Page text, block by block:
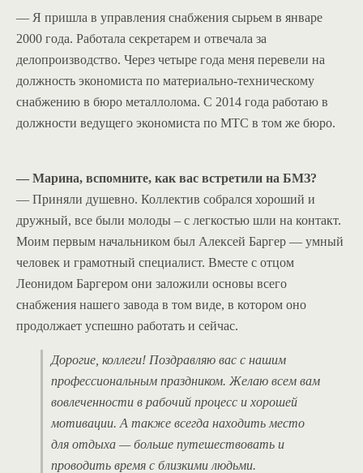
— Я пришла в управления снабжения сырьем в январе
2000 года. Работала секретарем и отвечала за
делопроизводство. Через четыре года меня перевели на
должность экономиста по материально-техническому
снабжению в бюро металлолома. С 2014 года работаю в
должности ведущего экономиста по МТС в том же бюро.
— Марина, вспомните, как вас встретили на БМЗ?
— Приняли душевно. Коллектив собрался хороший и
дружный, все были молоды – с легкостью шли на контакт.
Моим первым начальником был Алексей Баргер — умный
человек и грамотный специалист. Вместе с отцом
Леонидом Баргером они заложили основы всего
снабжения нашего завода в том виде, в котором оно
продолжает успешно работать и сейчас.
Дорогие, коллеги! Поздравляю вас с нашим
профессиональным праздником. Желаю всем вам
вовлеченности в рабочий процесс и хорошей
мотивации. А также всегда находить место
для отдыха — больше путешествовать и
проводить время с близкими людьми.